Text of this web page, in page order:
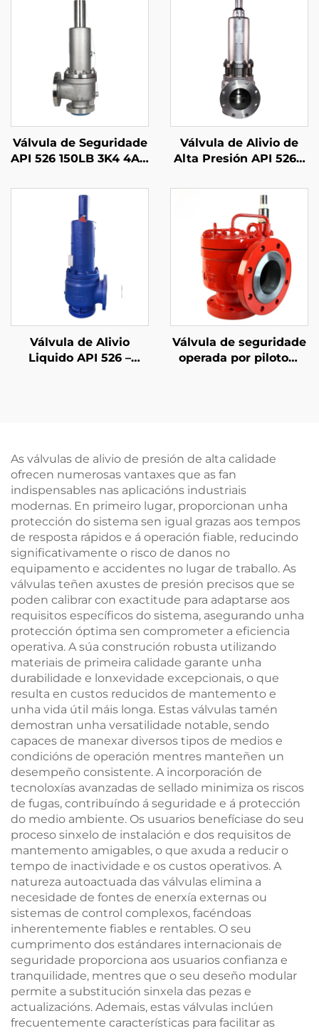
Válvula de Seguridade
API 526 150LB 3K4 4A –
Inoxidable Super
Duplex 2507,
Resistente a Alta
Temperatura de Vapor
e Auga Mariña, para
Marino, Offshore,
Construción Naval e
Plantas de
Desalinización
Válvula de Alivio de
Alta Presión API 526 –
WCB/316 – Protección
contra Vapor e Gas –
Personalizable para
Plantas Petroquímicas
Válvula de Alivio
Liquido API 526 –
Válvula de seguridade
operada por piloto—
As válvulas de alivio de presión de alta calidade
ofrecen numerosas vantaxes que as fan
indispensables nas aplicacións industriais
modernas. En primeiro lugar, proporcionan unha
protección do sistema sen igual grazas aos tempos
de resposta rápidos e á operación fiable, reducindo
significativamente o risco de danos no
equipamento e accidentes no lugar de traballo. As
válvulas teñen axustes de presión precisos que se
poden calibrar con exactitude para adaptarse aos
requisitos específicos do sistema, asegurando unha
protección óptima sen comprometer a eficiencia
operativa. A súa construción robusta utilizando
materiais de primeira calidade garante unha
durabilidade e lonxevidade excepcionais, o que
resulta en custos reducidos de mantemento e
unha vida útil máis longa. Estas válvulas tamén
demostran unha versatilidade notable, sendo
capaces de manexar diversos tipos de medios e
condicións de operación mentres manteñen un
desempeño consistente. A incorporación de
tecnoloxías avanzadas de sellado minimiza os riscos
de fugas, contribuíndo á seguridade e á protección
do medio ambiente. Os usuarios benefíciase do seu
proceso sinxelo de instalación e dos requisitos de
mantemento amigables, o que axuda a reducir o
tempo de inactividade e os custos operativos. A
natureza autoactuada das válvulas elimina a
necesidade de fontes de enerxía externas ou
sistemas de control complexos, facéndoas
inherentemente fiables e rentables. O seu
cumprimento dos estándares internacionais de
seguridade proporciona aos usuarios confianza e
tranquilidade, mentres que o seu deseño modular
permite a substitución sinxela das pezas e
actualizacións. Ademais, estas válvulas inclúen
frecuentemente características para facilitar as